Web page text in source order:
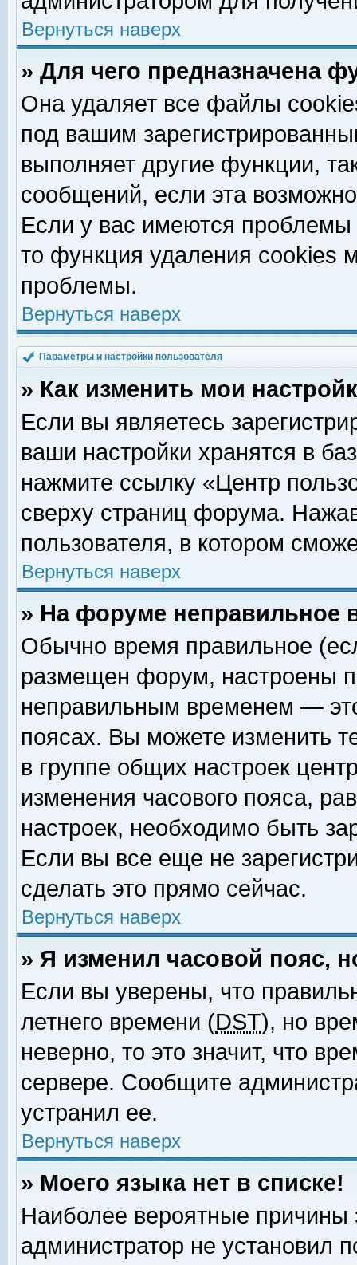
Вернуться наверх
» Для чего предназначена
Она удаляет все файлы
под вашим
выполняет другие функции,
сообщений, если эта
Если у вас имеются
то функция удаления cookies
проблемы.
Вернуться наверх
Параметры и настройки пользователя
» Как изменить мои
Если вы являетесь
ваши настройки хранятся в
нажмите ссылку «Центр
сверху страниц форума.
пользователя, в котором
Вернуться наверх
» На форуме неправильное
Обычно время правильное
размещен форум, настроены
неправильным временем —
поясах. Вы можете изменить
в группе общих настроек
изменения часового пояса,
настроек, необходимо быть
Если вы все еще не
сделать это прямо сейчас.
Вернуться наверх
» Я изменил часовой пояс,
Если вы уверены, что
летнего времени (DST), но
неверно, то это значит, что
сервере. Сообщите
устранил ее.
Вернуться наверх
» Моего языка нет в списке!
Наиболее вероятные причины
администратор не установил